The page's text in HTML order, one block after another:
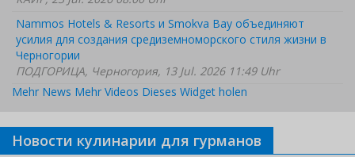
Nammos Hotels & Resorts и Smokva Bay объединяют
усилия для создания средиземноморского стиля жизни в
Черногории
ПОДГОРИЦА, Черногория, 13 Jul. 2026 11:49 Uhr
Mehr News Mehr Videos Dieses Widget holen
Новости кулинарии для гурманов